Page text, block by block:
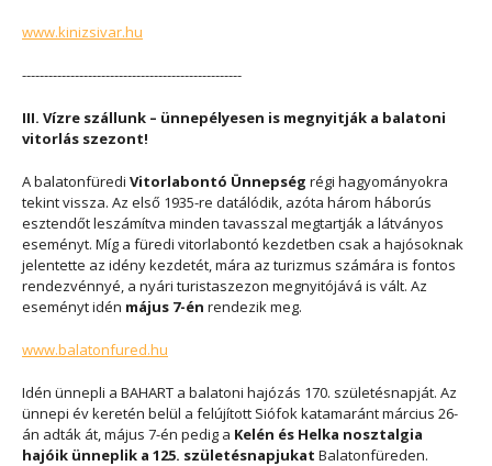
www.kinizsivar.hu
--------------------------------------------------
III. Vízre szállunk – ünnepélyesen is megnyitják a balatoni
vitorlás szezont!
A balatonfüredi Vitorlabontó Ünnepség régi hagyományokra
tekint vissza. Az első 1935-re datálódik, azóta három háborús
esztendőt leszámítva minden tavasszal megtartják a látványos
eseményt. Míg a füredi vitorlabontó kezdetben csak a hajósoknak
jelentette az idény kezdetét, mára az turizmus számára is fontos
rendezvénnyé, a nyári turistaszezon megnyitójává is vált. Az
eseményt idén május 7-én rendezik meg.
www.balatonfured.hu
Idén ünnepli a BAHART a balatoni hajózás 170. születésnapját. Az
ünnepi év keretén belül a felújított Siófok katamaránt március 26-
án adták át, május 7-én pedig a Kelén és Helka nosztalgia
hajóik ünneplik a 125. születésnapjukat Balatonfüreden.